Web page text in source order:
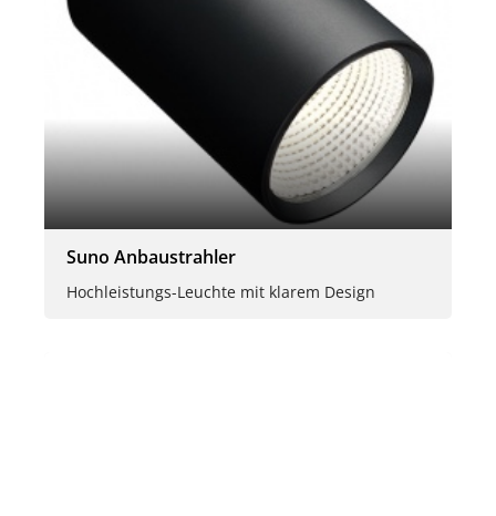
Suno Anbaustrahler
Hochleistungs-Leuchte mit klarem Design